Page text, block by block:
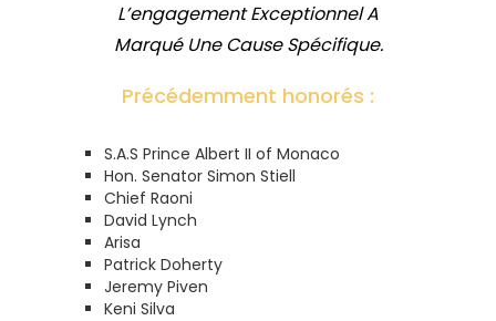
L’engagement Exceptionnel A
Marqué Une Cause Spécifique.
Précédemment honorés :
S.A.S Prince Albert II of Monaco
Hon. Senator Simon Stiell
Chief Raoni
David Lynch
Arisa
Patrick Doherty
Jeremy Piven
Keni Silva